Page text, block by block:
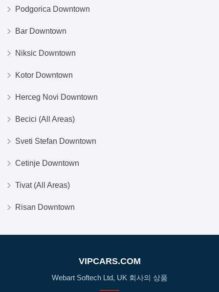
Podgorica Downtown
Bar Downtown
Niksic Downtown
Kotor Downtown
Herceg Novi Downtown
Becici (All Areas)
Sveti Stefan Downtown
Cetinje Downtown
Tivat (All Areas)
Risan Downtown
VIPCARS.COM
Webart Softech Ltd, UK 회사의 상품